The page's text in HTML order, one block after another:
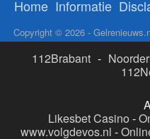
Home Informatie
Copyright © 2026 -
112Brabant -
Likesbet Casino -
www.volgdevos.nl -